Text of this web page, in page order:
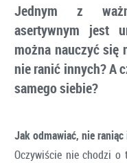
Jednym z
asertywnym jest
można nauczyć się
nie ranić innych? A
samego siebie?
Jak odmawiać, nie raniąc
Oczywiście nie chodzi o